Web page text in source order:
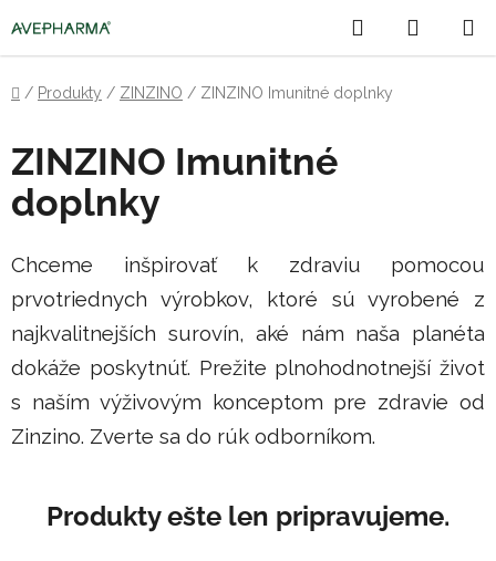
na
obsah
Hľadať
KOŠÍK
Domov
/ Produkty / ZINZINO / ZINZINO Imunitné doplnky
ZINZINO Imunitné
doplnky
Chceme inšpirovať k zdraviu pomocou
prvotriednych výrobkov, ktoré sú vyrobené z
najkvalitnejších surovín, aké nám naša planéta
dokáže poskytnúť. Prežite plnohodnotnejší život
s naším výživovým konceptom pre zdravie od
Zinzino. Zverte sa do rúk odborníkom.
Produkty ešte len pripravujeme.